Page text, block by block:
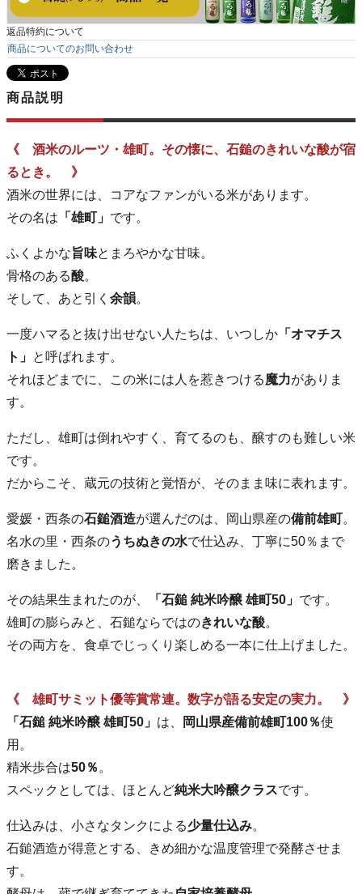
返品特約について
商品についてのお問い合わせ
商品説明
《 酒米のルーツ・雄町。その懐に、石鎚のきれいな酸が宿
るとき。 》
酒米の世界には、コアなファンがいる米があります。
その名は 「雄町」 です。
ふくよかな旨味とまろやかな甘味。
骨格のある酸。
そして、あと引く 余韻。
一度ハマると抜け出せない人たちは、いつしか 「オマチス
ト」 と呼ばれます。
それほどまでに、この米には人を惹きつける魔力がありま
す。
ただし、雄町は倒れやすく、育てるのも、醸すのも難しい米
です。
だからこそ、蔵元の技術と覚悟が、そのまま味に表れます。
愛媛・西条の石鎚酒造が選んだのは、岡山県産の備前雄町。
名水の里・西条のうちぬきの水で仕込み、丁寧に50％まで
磨きました。
その結果生まれたのが、 「石鎚 純米吟醸 雄町50」 です。
雄町の膨らみと、石鎚ならではのきれいな酸。
その両方を、食卓でじっくり楽しめる一本に仕上げました。
《 雄町サミット優等賞常連。数字が語る安定の実力。 》
「石鎚 純米吟醸 雄町50」 は、 岡山県産備前雄町100％使
用。
精米歩合は50％ 。
スペックとしては、ほとんど純米大吟醸クラスです。
仕込みは、小さなタンクによる少量仕込み。
石鎚酒造が得意とする、きめ細かな温度管理で発酵させま
す。